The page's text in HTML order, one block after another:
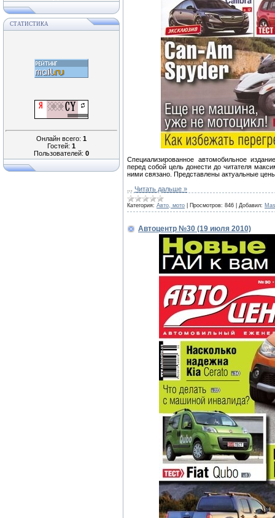
СТАТИСТИКА
Онлайн всего: 1
Гостей: 1
Пользователей: 0
Специализированное автомобильное
перед собой цель донести до читателя
ними связано. Представлены актуальные
Читать дальше »
Категория: Авто, мото Просмотров: 846 Добавил:
Автоцентр №30 (19 июля 2010)